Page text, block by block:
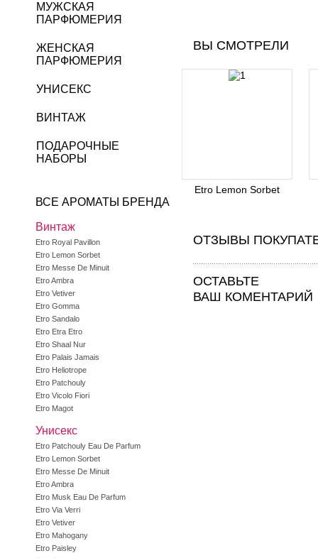
ВЫ СМОТРЕЛИ
Etro Lemon Sorbet
ОТЗЫВЫ
ОСТАВЬТЕ
ВАШ КОМЕНТАРИЙ
МУЖСКАЯ
ПАРФЮМЕРИЯ
ЖЕНСКАЯ
ПАРФЮМЕРИЯ
УНИСЕКС
ВИНТАЖ
ПОДАРОЧНЫЕ
НАБОРЫ
ВСЕ АРОМАТЫ БРЕНДА
Винтаж
Etro Royal Pavillon
Etro Lemon Sorbet
Etro Messe De Minuit
Etro Ambra
Etro Vetiver
Etro Gomma
Etro Sandalo
Etro Etra Etro
Etro Shaal Nur
Etro Palais Jamais
Etro Heliotrope
Etro Patchouly
Etro Vicolo Fiori
Etro Magot
Унисекс
Etro Patchouly Eau De Parfum
Etro Lemon Sorbet
Etro Messe De Minuit
Etro Ambra
Etro Musk Eau De Parfum
Etro Via Verri
Etro Vetiver
Etro Mahogany
Etro Paisley